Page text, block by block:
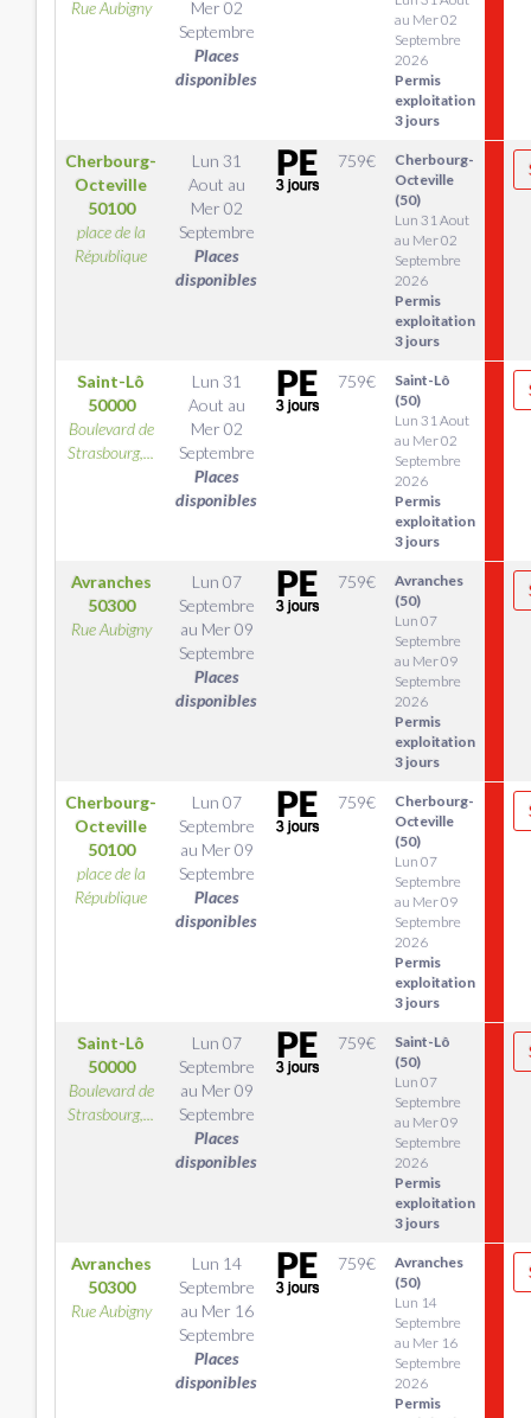
Rue Aubigny
Mer 02
Septembre
Places
disponibles
au Mer 02
Septembre
2026
Permis
exploitation
3 jours
Cherbourg-
Octeville
50100
place de la
République
Lun 31
Aout au
Mer 02
Septembre
Places
disponibles
759€
Cherbourg-
Octeville
(50)
Lun 31 Aout
au Mer 02
Septembre
2026
Permis
exploitation
3 jours
Saint-Lô
50000
Boulevard de
Strasbourg,...
Lun 31
Aout au
Mer 02
Septembre
Places
disponibles
759€
Saint-Lô
(50)
Lun 31 Aout
au Mer 02
Septembre
2026
Permis
exploitation
3 jours
Avranches
50300
Rue Aubigny
Lun 07
Septembre
au Mer 09
Septembre
Places
disponibles
759€
Avranches
(50)
Lun 07
Septembre
au Mer 09
Septembre
2026
Permis
exploitation
3 jours
Cherbourg-
Octeville
50100
place de la
République
Lun 07
Septembre
au Mer 09
Septembre
Places
disponibles
759€
Cherbourg-
Octeville
(50)
Lun 07
Septembre
au Mer 09
Septembre
2026
Permis
exploitation
3 jours
Saint-Lô
50000
Boulevard de
Strasbourg,...
Lun 07
Septembre
au Mer 09
Septembre
Places
disponibles
759€
Saint-Lô
(50)
Lun 07
Septembre
au Mer 09
Septembre
2026
Permis
exploitation
3 jours
Avranches
50300
Rue Aubigny
Lun 14
Septembre
au Mer 16
Septembre
Places
disponibles
759€
Avranches
(50)
Lun 14
Septembre
au Mer 16
Septembre
2026
Permis